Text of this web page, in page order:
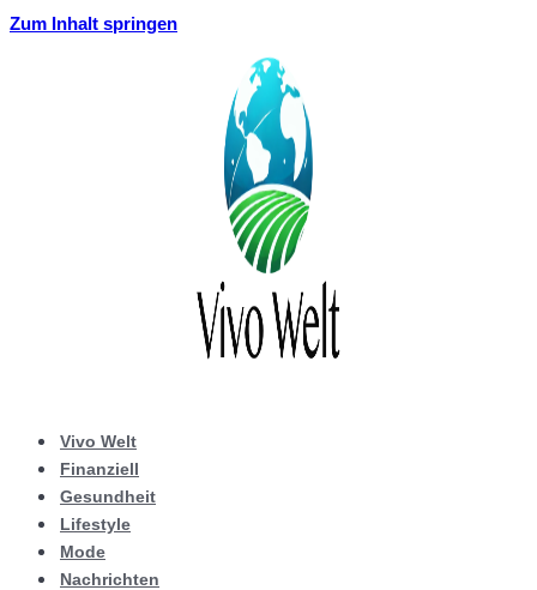
Zum Inhalt springen
Vivo Welt
Finanziell
Gesundheit
Lifestyle
Mode
Nachrichten